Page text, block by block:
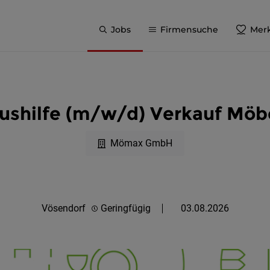
Jobs Firmensuche
(m/w/d) Verkauf
Mömax GmbH
Vösendorf Geringfügig 03.08.2026